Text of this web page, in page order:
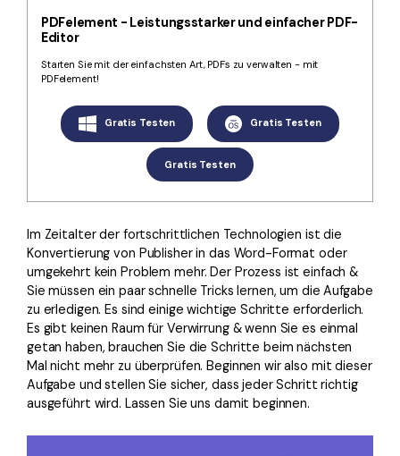
PDF-Daten extrahieren
PDF freigeben
eSign PDFs rechtmäßig Neu
Rechtliches
Gesundheitswesen
Finanzen
Regierung
Veröffentlichung
Was ist NEU
Benutzerhandbuch
PDFelement für Windows
PDFelement für Mac
Mehr erfahren
Bewertungen
Sehen Sie, was unsere Nutzer sagen.
Kostenlose PDF-Vorlagen
Bearbeiten, Drucken und Anpassen von kostenlosen Vorlagen.
PDF-Wissen
PDFelement - Leistungsstarker und einfacher PDF-
Editor
Starten Sie mit der einfachsten Art, PDFs zu verwalten - mit
PDFelement!
Gratis Testen Gratis Testen
Gratis Testen
Im Zeitalter der fortschrittlichen Technologien ist die
Konvertierung von Publisher in das Word-Format oder
umgekehrt kein Problem mehr. Der Prozess ist einfach &
Sie müssen ein paar schnelle Tricks lernen, um die Aufgabe
zu erledigen. Es sind einige wichtige Schritte erforderlich.
Es gibt keinen Raum für Verwirrung & wenn Sie es einmal
getan haben, brauchen Sie die Schritte beim nächsten
Mal nicht mehr zu überprüfen. Beginnen wir also mit dieser
Aufgabe und stellen Sie sicher, dass jeder Schritt richtig
ausgeführt wird. Lassen Sie uns damit beginnen.